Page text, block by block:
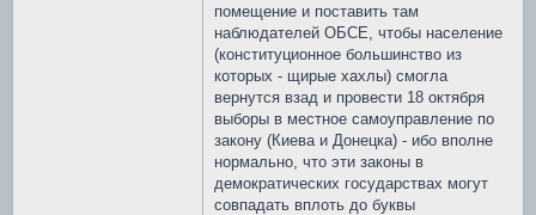
помещение и поставить там
наблюдателей ОБСЕ, чтобы население
(конституционное большинство из
которых - щирые хахлы) смогла
вернутся взад и провести 18 октября
выборы в местное самоуправление по
закону (Киева и Донецка) - ибо вполне
нормально, что эти законы в
демократических государствах могут
совпадать вплоть до буквы